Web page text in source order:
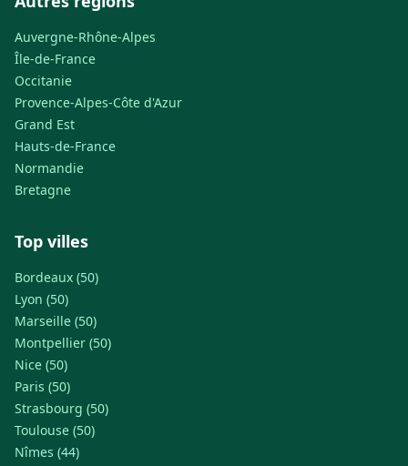
Auvergne-Rhône-Alpes
Île-de-France
Occitanie
Provence-Alpes-Côte d'Azur
Grand Est
Hauts-de-France
Normandie
Bretagne
Top villes
Bordeaux (50)
Lyon (50)
Marseille (50)
Montpellier (50)
Nice (50)
Paris (50)
Strasbourg (50)
Toulouse (50)
Nîmes (44)